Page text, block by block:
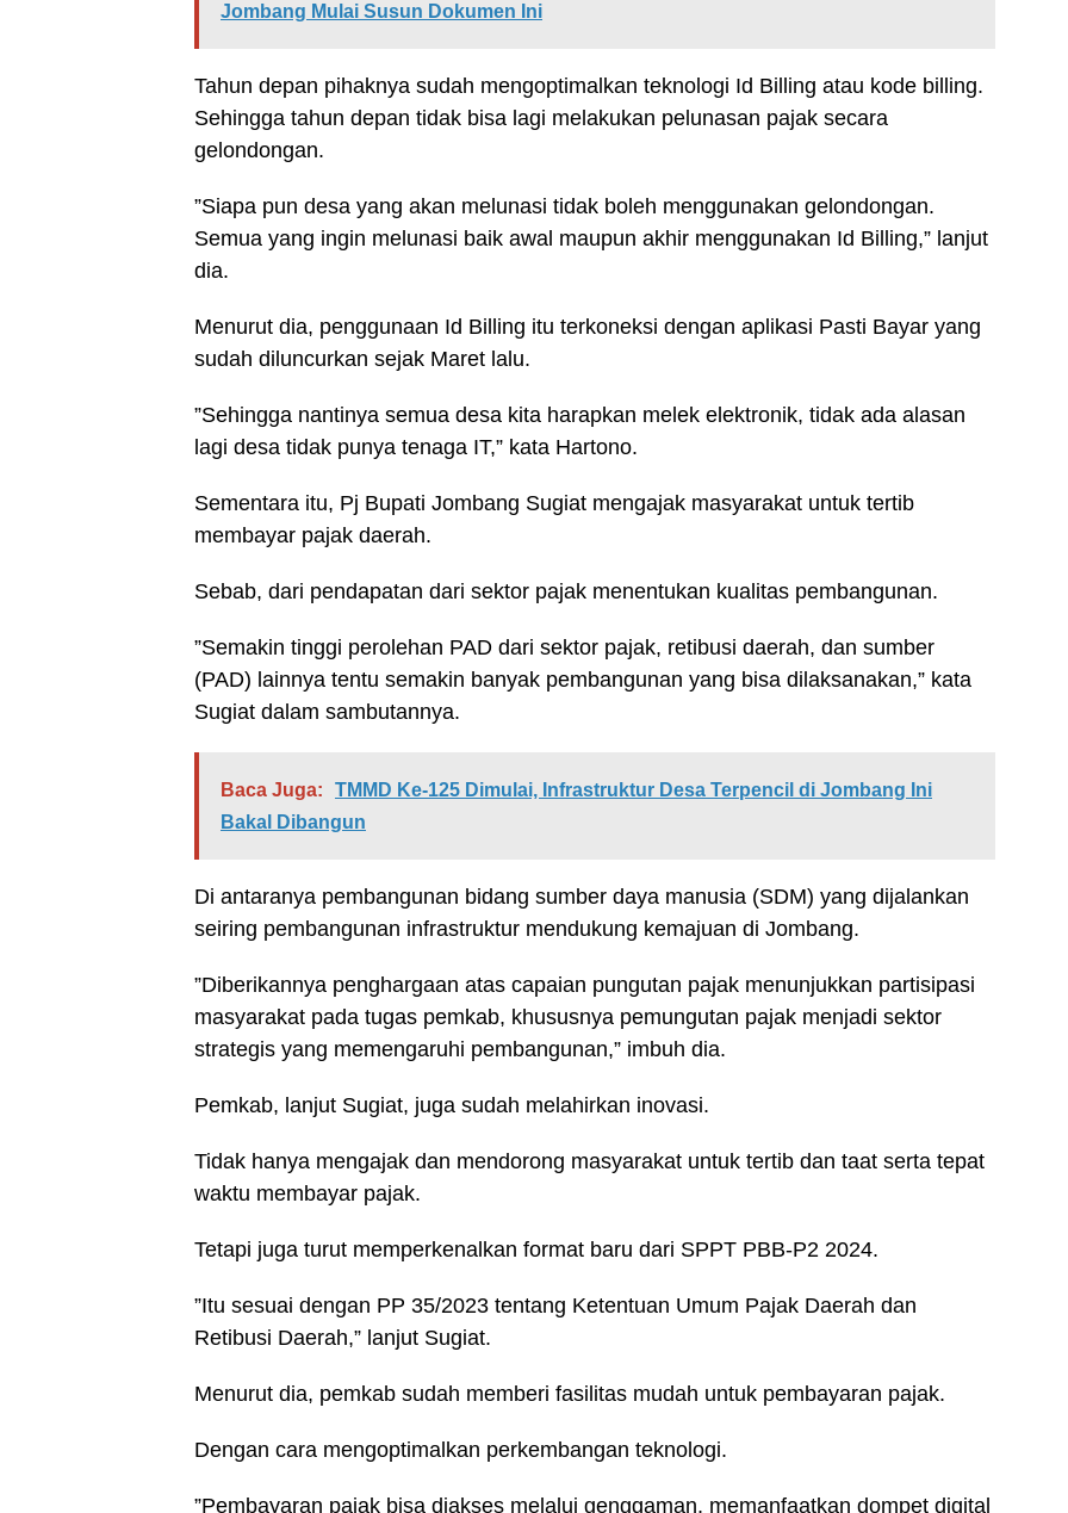
Jombang Mulai Susun Dokumen Ini
Tahun depan pihaknya sudah mengoptimalkan teknologi Id Billing atau kode billing.
Sehingga tahun depan tidak bisa lagi melakukan pelunasan pajak secara
gelondongan.
”Siapa pun desa yang akan melunasi tidak boleh menggunakan gelondongan.
Semua yang ingin melunasi baik awal maupun akhir menggunakan Id Billing,” lanjut
dia.
Menurut dia, penggunaan Id Billing itu terkoneksi dengan aplikasi Pasti Bayar yang
sudah diluncurkan sejak Maret lalu.
”Sehingga nantinya semua desa kita harapkan melek elektronik, tidak ada alasan
lagi desa tidak punya tenaga IT,” kata Hartono.
Sementara itu, Pj Bupati Jombang Sugiat mengajak masyarakat untuk tertib
membayar pajak daerah.
Sebab, dari pendapatan dari sektor pajak menentukan kualitas pembangunan.
”Semakin tinggi perolehan PAD dari sektor pajak, retibusi daerah, dan sumber
(PAD) lainnya tentu semakin banyak pembangunan yang bisa dilaksanakan,” kata
Sugiat dalam sambutannya.
Baca Juga:
TMMD Ke-125 Dimulai, Infrastruktur Desa Terpencil di Jombang Ini
Bakal Dibangun
Di antaranya pembangunan bidang sumber daya manusia (SDM) yang dijalankan
seiring pembangunan infrastruktur mendukung kemajuan di Jombang.
”Diberikannya penghargaan atas capaian pungutan pajak menunjukkan partisipasi
masyarakat pada tugas pemkab, khususnya pemungutan pajak menjadi sektor
strategis yang memengaruhi pembangunan,” imbuh dia.
Pemkab, lanjut Sugiat, juga sudah melahirkan inovasi.
Tidak hanya mengajak dan mendorong masyarakat untuk tertib dan taat serta tepat
waktu membayar pajak.
Tetapi juga turut memperkenalkan format baru dari SPPT PBB-P2 2024.
”Itu sesuai dengan PP 35/2023 tentang Ketentuan Umum Pajak Daerah dan
Retibusi Daerah,” lanjut Sugiat.
Menurut dia, pemkab sudah memberi fasilitas mudah untuk pembayaran pajak.
Dengan cara mengoptimalkan perkembangan teknologi.
”Pembayaran pajak bisa diakses melalui genggaman, memanfaatkan dompet digital